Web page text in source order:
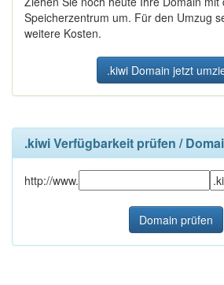
Speicherzentrum um. Für den Umzug
weitere Kosten.
.kiwi Domain jetzt
.kiwi Verfügbarkeit prüfen /
http://www.